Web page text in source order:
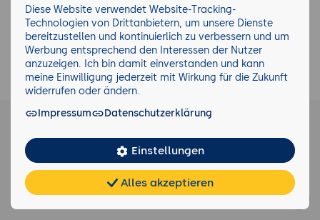
164.446
Teilnehmende
4.782
Seminarthemen
40.164 21.348
eKomi Bewertungen
Teilen FAQ Cookies
Diese Website verwendet Website-Tracking-
Technologien von Drittanbietern, um unsere Dienste
bereitzustellen und kontinuierlich zu verbessern und um
Werbung entsprechend den Interessen der Nutzer
anzuzeigen. Ich bin damit einverstanden und kann
meine Einwilligung jederzeit mit Wirkung für die Zukunft
widerrufen oder ändern.
Impressum
Datenschutzerklärung
Einstellungen
Alles akzeptieren